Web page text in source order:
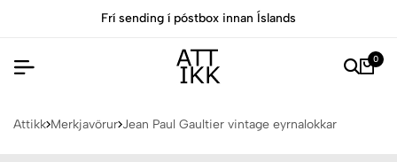
Frí sending í póstbox innan Íslands
0
Attikk Merkjavörur Jean Paul Gaultier vintage eyrnalokkar